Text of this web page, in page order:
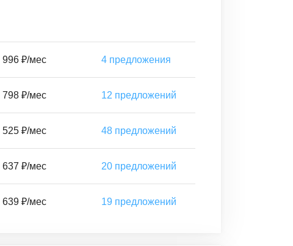
996 ₽/мес 4 предложения
798 ₽/мес 12 предложений
525 ₽/мес 48 предложений
637 ₽/мес 20 предложений
639 ₽/мес 19 предложений